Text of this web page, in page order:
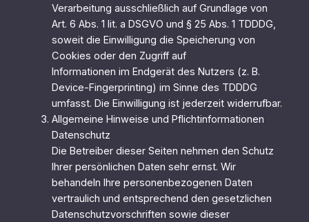
Verarbeitung ausschließlich auf Grundlage von
Art. 6 Abs. 1 lit. a DSGVO und § 25 Abs. 1 TDDDG,
soweit die Einwilligung die Speicherung von
Cookies oder den Zugriff auf
Informationen im Endgerät des Nutzers (z. B.
Device-Fingerprinting) im Sinne des TDDDG
umfasst. Die Einwilligung ist jederzeit widerrufbar.
Allgemeine Hinweise und Pflichtinformationen
Datenschutz
Die Betreiber dieser Seiten nehmen den Schutz
Ihrer persönlichen Daten sehr ernst. Wir
behandeln Ihre personenbezogenen Daten
vertraulich und entsprechend den gesetzlichen
Datenschutzvorschriften sowie dieser